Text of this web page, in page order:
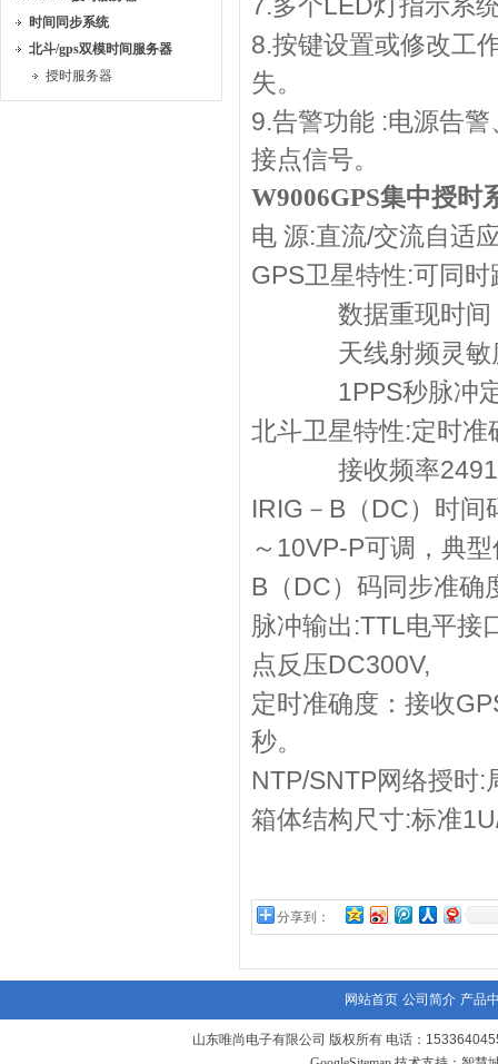
时间同步系统
北斗/gps双模时间服务器
授时服务器
多个 灯指示系
8.按键设置或修改工
失。
9.告警功能 :电源告警
接点信号。
W9006GPS集中授时
电 源:直流/交流自适
GPS卫星特性:可同时
数据重现时
天线射频灵敏
1PPS秒脉冲
北斗卫星特性:定时准
接收频率
IRIG － B （ DC）时间
～ 10VP-P可调，典型
B （ DC）码同步准确
脉冲输出 :TTL电平接
点反压DC300V,
定时准确度：接收
秒。
NTP/SNTP 网络授时:
箱体结构尺寸:标准
分享到：
网站首页 公司简介 产品
山东唯尚电子有限公司 版权所有 电话：